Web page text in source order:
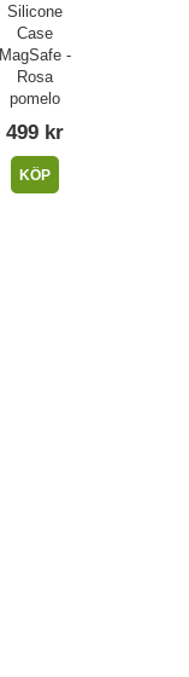
Silicone
Case
MagSafe -
Rosa
pomelo
499 kr
KÖP